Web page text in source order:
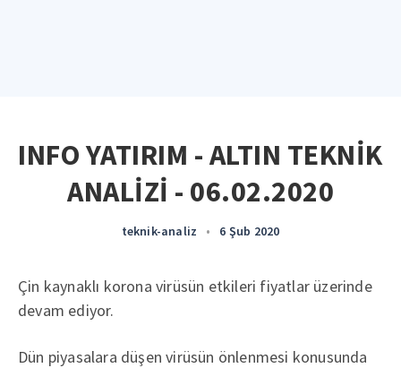
INFO YATIRIM - ALTIN TEKNİK
ANALİZİ - 06.02.2020
teknik-analiz • 6 Şub 2020
Çin kaynaklı korona virüsün etkileri fiyatlar üzerinde
devam ediyor.
Dün piyasalara düşen virüsün önlenmesi konusunda